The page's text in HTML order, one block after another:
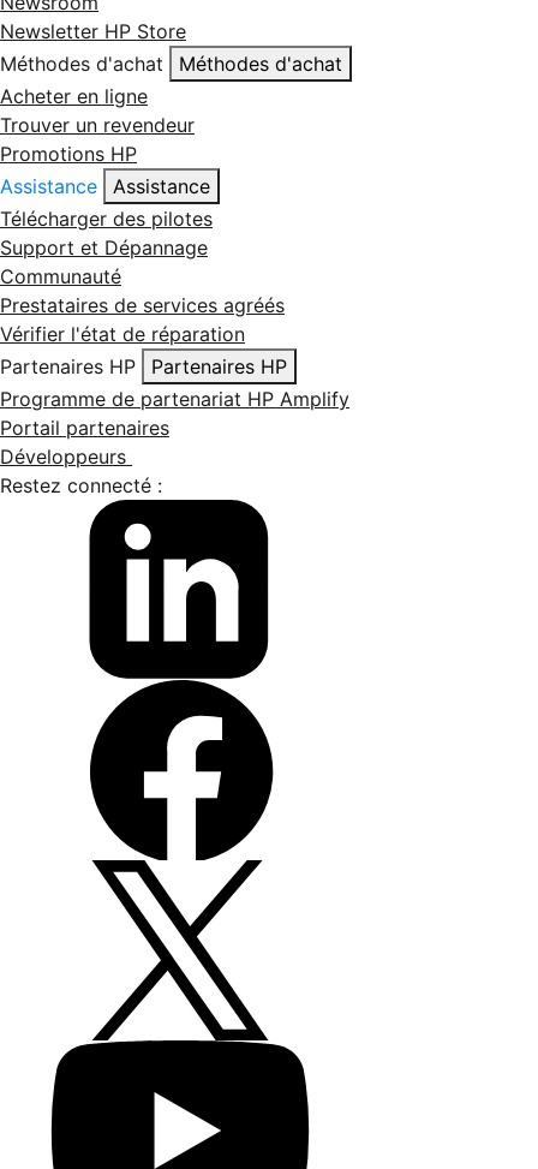
Newsletter HP Store
Méthodes d'achat
Méthodes d'achat
Acheter en ligne
Trouver un revendeur
Promotions HP
Assistance
Assistance
Télécharger des pilotes
Support et Dépannage
Communauté
Prestataires de services agréés
Vérifier l'état de réparation
Partenaires HP
Partenaires HP
Programme de partenariat HP Amplify
Portail partenaires
Développeurs
Restez connecté :